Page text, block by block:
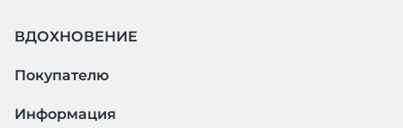
ВДОХНОВЕНИЕ
Покупателю
Информация